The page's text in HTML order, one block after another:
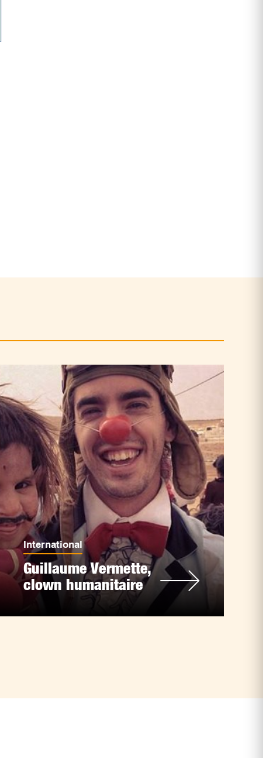
International
Guillaume Vermette,
clown humanitaire